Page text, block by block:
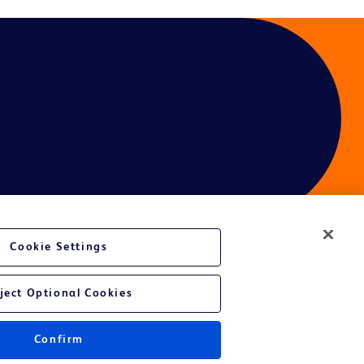
Cookie Settings
Optional Cookies
Confirm